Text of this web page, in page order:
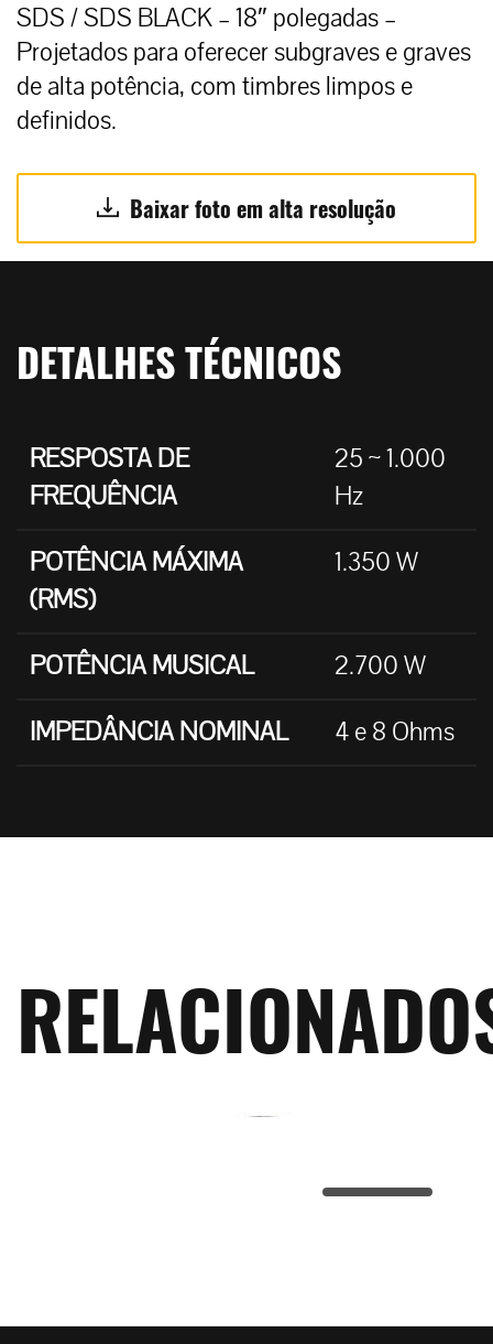
SDS / SDS BLACK – 18″ polegadas –
Projetados para oferecer subgraves e graves
de alta potência, com timbres limpos e
definidos.
Baixar foto em alta resolução
DETALHES TÉCNICOS
RESPOSTA DE
FREQUÊNCIA
25 ~ 1.000
Hz
POTÊNCIA MÁXIMA
(RMS)
1.350 W
POTÊNCIA MUSICAL
2.700 W
IMPEDÂNCIA NOMINAL
4 e 8 Ohms